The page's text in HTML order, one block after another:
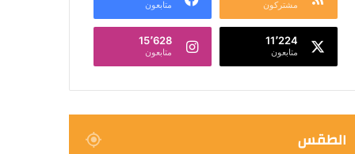
مشتركون متابعون
11٬224
متابعون
15٬628
متابعون
الطقس